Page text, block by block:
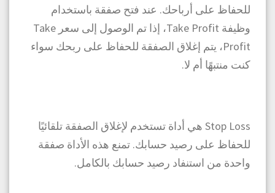
للحفاظ على أرباحك. عند فتح صفقة باستخدام
وظيفة Take Profit، إذا تم الوصول إلى سعر Take
Profit، يتم إغلاق الصفقة للحفاظ على ربحك سواء
كنت منتبهًا أم لا.
Stop Loss هي أداة تستخدم لإغلاق الصفقة تلقائيًا
للحفاظ على رصيد حسابك. تمنع هذه الأداة صفقة
واحدة من استنفاد رصيد حسابك بالكامل.